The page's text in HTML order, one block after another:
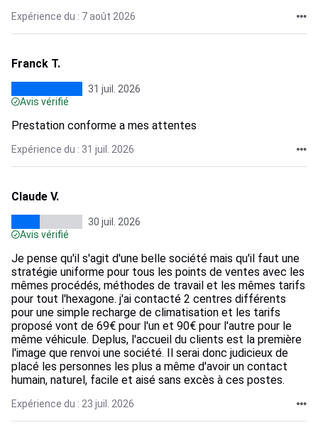
Expérience du : 7 août 2026
Franck T.
31 juil. 2026
Avis vérifié
Prestation conforme a mes attentes
Expérience du : 31 juil. 2026
Claude V.
30 juil. 2026
Avis vérifié
Je pense qu'il s'agit d'une belle société mais qu'il faut une
stratégie uniforme pour tous les points de ventes avec les
mêmes procédés, méthodes de travail et les mêmes tarifs
pour tout l'hexagone. j'ai contacté 2 centres différents
pour une simple recharge de climatisation et les tarifs
proposé vont de 69€ pour l'un et 90€ pour l'autre pour le
même véhicule. Deplus, l'accueil du clients est la première
l'image que renvoi une société. Il serai donc judicieux de
placé les personnes les plus a même d'avoir un contact
humain, naturel, facile et aisé sans excès à ces postes.
Expérience du : 23 juil. 2026